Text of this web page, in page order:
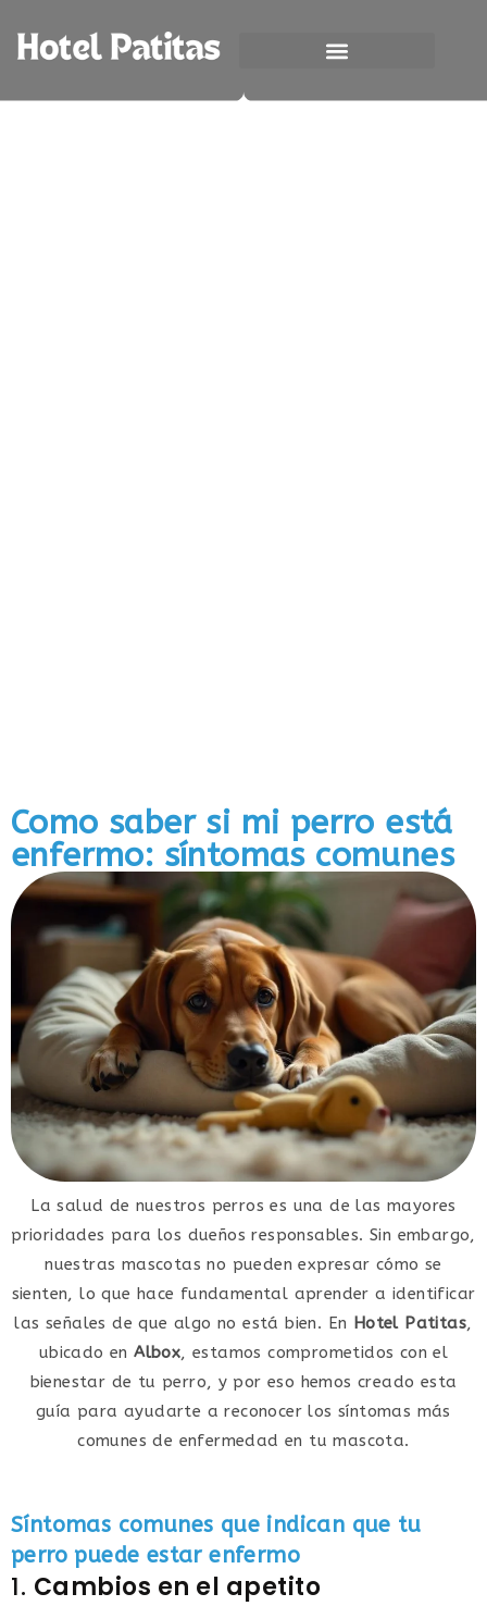
Como saber si mi perro está
enfermo: síntomas comunes
La salud de nuestros perros es una de las mayores
prioridades para los dueños responsables. Sin embargo,
nuestras mascotas no pueden expresar cómo se
sienten, lo que hace fundamental aprender a identificar
las señales de que algo no está bien. En Hotel Patitas,
ubicado enAlbox, estamos comprometidos con el
bienestar de tu perro, y por eso hemos creado esta
guía para ayudarte a reconocer los síntomas más
comunes de enfermedad en tu mascota.
Síntomas comunes que indican que tu
perro puede estar enfermo
1. Cambios en el apetito